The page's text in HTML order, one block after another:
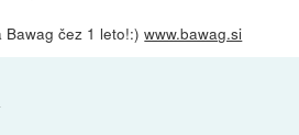
Bawag čez 1 leto!:)www.bawag.si